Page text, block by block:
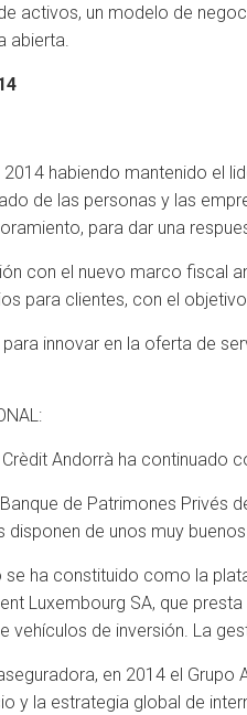
activos, un modelo de
abierta.
2014 habiendo mantenido el
de las personas y las
para dar una
con el nuevo marco fiscal
para clientes, con el
innovar en la oferta de
Crèdit Andorrà ha
de Patrimones
disponen de unos muy
se ha constituido como la
Luxembourg SA, que
vehículos de inversión. La
en 2014 el
y la estrategia global de